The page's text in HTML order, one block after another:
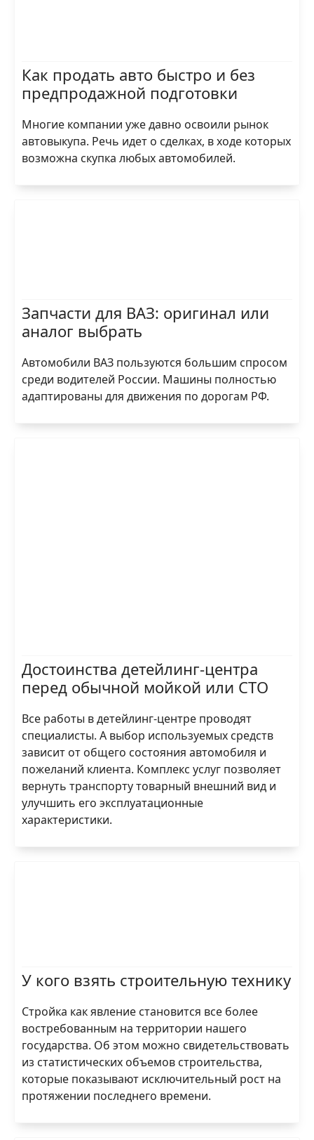
Как продать авто быстро и без
предпродажной подготовки
Многие компании уже давно освоили рынок
автовыкупа. Речь идет о сделках, в ходе которых
возможна скупка любых автомобилей.
Запчасти для ВАЗ: оригинал или
аналог выбрать
Автомобили ВАЗ пользуются большим спросом
среди водителей России. Машины полностью
адаптированы для движения по дорогам РФ.
Достоинства детейлинг-центра
перед обычной мойкой или СТО
Все работы в детейлинг-центре проводят
специалисты. А выбор используемых средств
зависит от общего состояния автомобиля и
пожеланий клиента. Комплекс услуг позволяет
вернуть транспорту товарный внешний вид и
улучшить его эксплуатационные
характеристики.
У кого взять строительную технику
Стройка как явление становится все более
востребованным на территории нашего
государства. Об этом можно свидетельствовать
из статистических объемов строительства,
которые показывают исключительный рост на
протяжении последнего времени.